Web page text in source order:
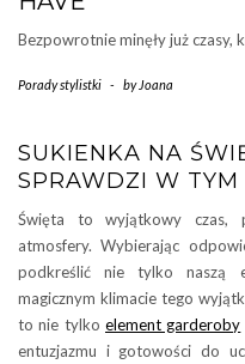
Bezpowrotnie minęły już czasy,
Porady stylistki - by Joana
SUKIENKA NA
SPRAWDZI W TYM
Święta to wyjątkowy czas,
atmosfery. Wybierając
podkreślić nie tylko naszą
magicznym klimacie tego
to nie tylko element garderoby
entuzjazmu i gotowości do